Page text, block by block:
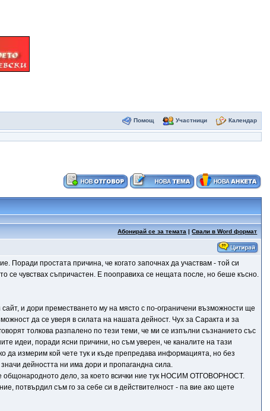
Помощ Участници Календар
Абонирай се за темата |Свали в Word формат
Поради простата причина, че когато започнах да участвам - той си
се чувствах съпричастен. Е пооправиха се нещата после, но беше късно.
и дори преместването му на място с по-ограничени възможности ще
да се уверя в силата на нашата дейност. Чух за Саракта и за
толкова разпалено по тези теми, че ми се изпълни съзнанието със
идеи, поради ясни причини, но съм уверен, че каналите на тази
измерим кой чете тук и къде препредава информацията, но без
дейността ни има дори и пропагандна сила.
общонародното дело, за което всички ние тук НОСИМ ОТГОВОРНОСТ.
потвърдил съм го за себе си в действителност - па вие ако щете